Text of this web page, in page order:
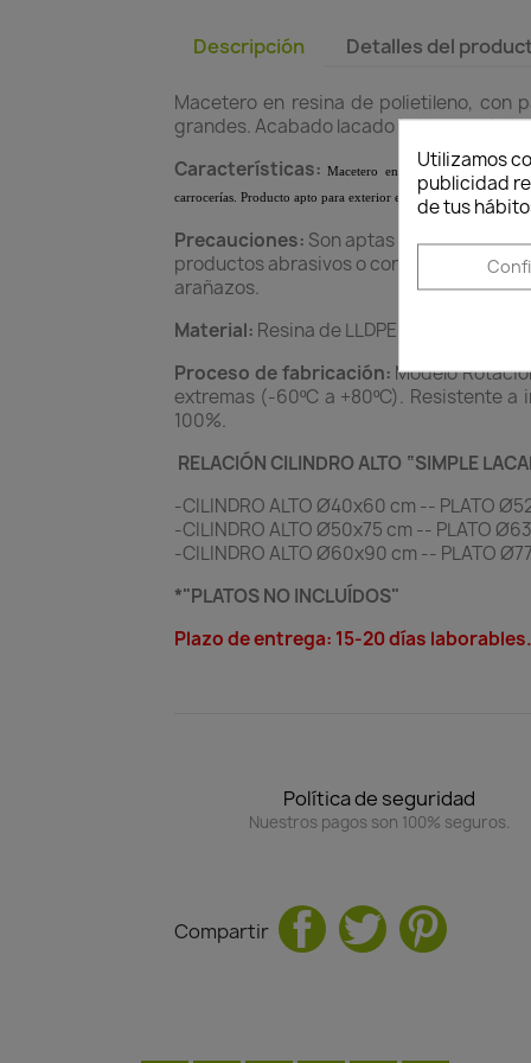
Descripción Detalles del
Macetero en resina de polietileno, con
grandes. Acabado lacado brillo con
Características:Macetero en resina de
carrocerías. Producto apto para exterior e interior.
Precauciones: Son aptas para el
productos abrasivos o corrosivos. Por
arañazos.
Material: Resina de LLDPE. (Polietileno
Proceso de fabricación: Modelo
extremas (-60ºC a +80ºC). Resistente
100%.
RELACIÓN CILINDRO ALTO “SIMPLE
-CILINDRO ALTO Ø40x60 cm -- PLATO
-CILINDRO ALTO Ø50x75 cm -- PLATO
-CILINDRO ALTO Ø60x90 cm -- PLATO
*"PLATOS NO INCLUÍDOS"
Plazo de entrega: 15-20 días laborables.
Política de seguridad
Nuestros pagos son 100% seguros.
Compartir
Utilizamos
publicidad
de tus